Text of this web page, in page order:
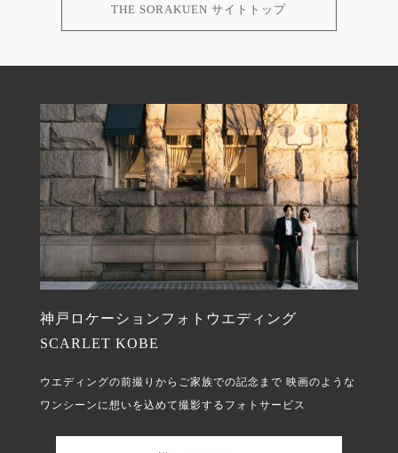
THE SORAKUEN サイトトップ
神戸ロケーションフォトウエディング
SCARLET KOBE
ウエディングの前撮りからご家族での記念まで 映画のような
ワンシーンに想いを込めて撮影するフォトサービス